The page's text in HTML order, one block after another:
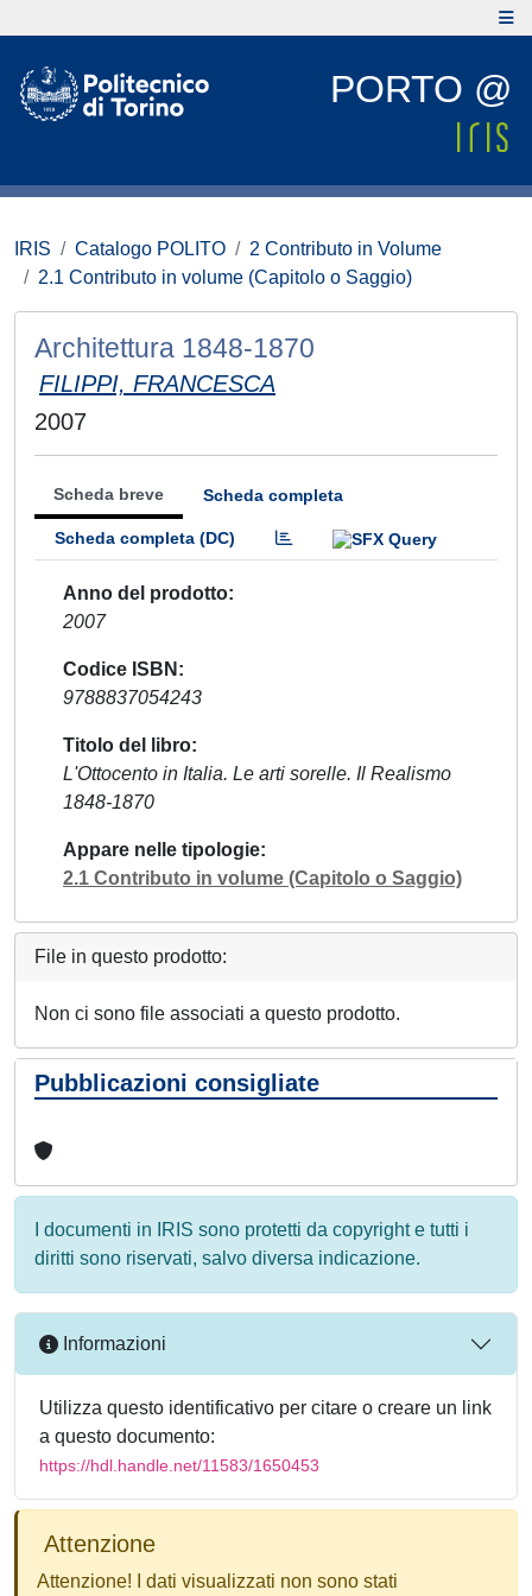
PORTO @
IRIS Catalogo POLITO
2 Contributo in Volume
2.1 Contributo in volume (Capitolo o Saggio)
Architettura 1848-1870
FILIPPI, FRANCESCA
2007
Scheda breve Scheda completa
Scheda completa (DC)
Anno del prodotto
2007
Codice ISBN
9788837054243
Titolo del libro
L'Ottocento in Italia. Le arti sorelle. Il Realismo
1848-1870
Appare nelle tipologie
2.1 Contributo in volume (Capitolo o Saggio)
File in questo prodotto:
Non ci sono file associati a questo prodotto.
Pubblicazioni consigliate
I documenti in IRIS sono protetti da copyright e tutti i
diritti sono riservati, salvo diversa indicazione.
Informazioni
Utilizza questo identificativo per citare o creare un link
a questo documento:
https://hdl.handle.net/11583/1650453
Attenzione
Attenzione! I dati visualizzati non sono stati